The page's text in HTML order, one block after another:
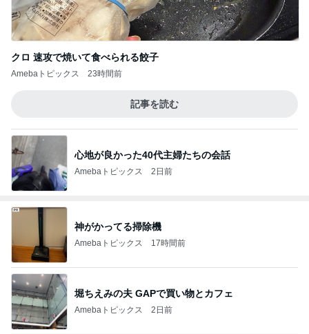
クロ 速攻で焼いて食べられる餃子
Amebaトピックス 23時間前
記事を読む
心地が良かった40代主婦たちの会話
Amebaトピックス 2日前
神がかってる掃除機
Amebaトピックス 17時間前
堀ちえみの夫 GAPで買い物とカフェ
Amebaトピックス 2日前